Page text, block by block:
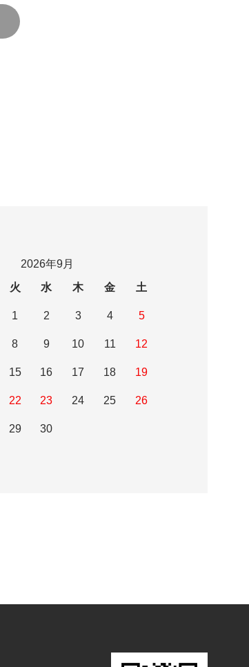
2026年9月
火 水 木 金 土
1 2 3 4 5
8 9 10 11 12
15 16 17 18 19
22 23 24 25 26
29 30